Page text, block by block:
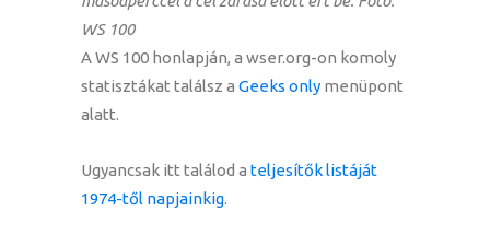
WS 100
A WS 100 honlapján, a wser.org-on komoly
statisztákat találsz a Geeks only menüpont
alatt.
Ugyancsak itt találod a teljesítők listáját
1974-től napjainkig.